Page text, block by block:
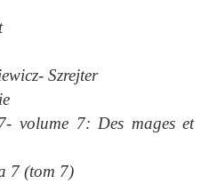
Szrejter
volume 7: Des mages et
7 (tom 7)